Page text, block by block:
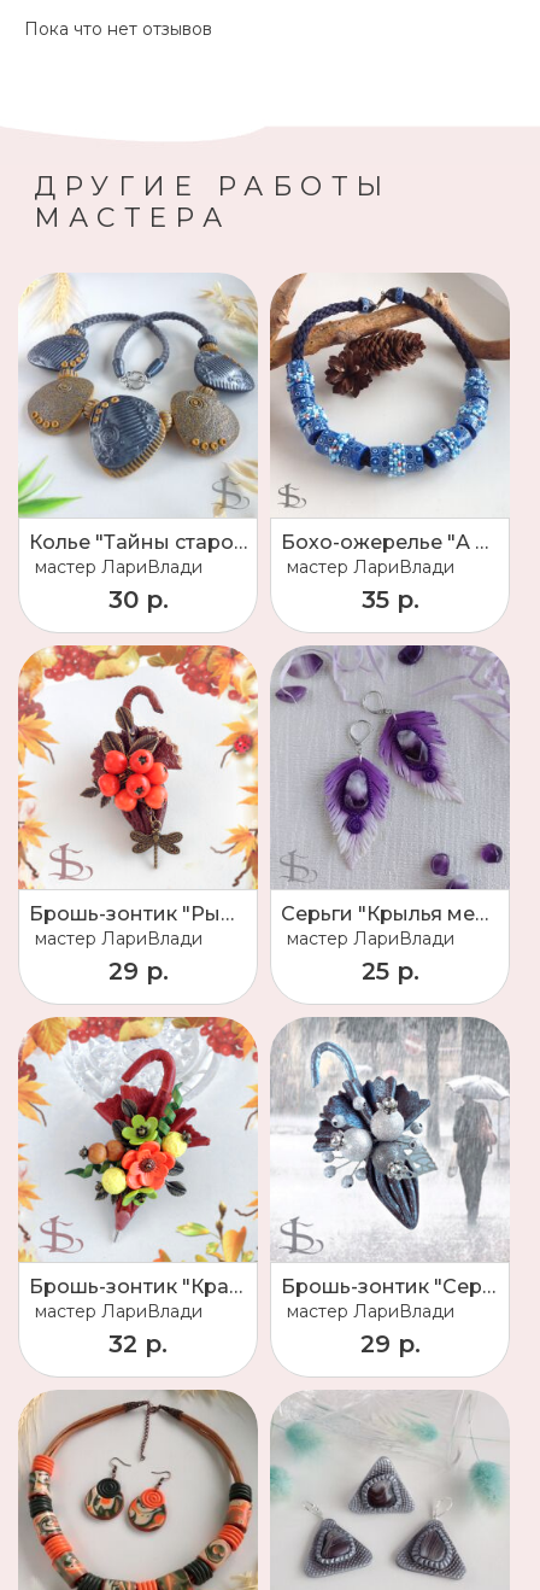
Пока что нет отзывов
ДРУГИЕ РАБОТЫ
МАСТЕРА
Колье "Тайны старого замка"
мастер ЛариВлади
30 р.
Бохо-ожерелье "А на том берегу незабудки цветут"
мастер ЛариВлади
35 р.
Брошь-зонтик "Рыжая осень"
мастер ЛариВлади
29 р.
Серьги "Крылья мечты"
мастер ЛариВлади
25 р.
Брошь-зонтик "Краски осени"
мастер ЛариВлади
32 р.
Брошь-зонтик "Серебристый дождь"
мастер ЛариВлади
29 р.